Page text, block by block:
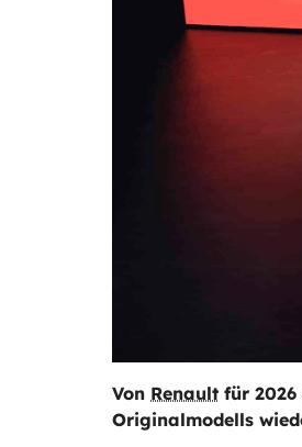
Von Renault für 2026
Originalmodells